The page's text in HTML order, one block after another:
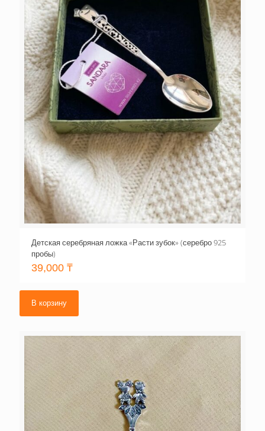
Детская серебряная ложка «Расти зубок» (серебро 925
пробы)
39,000 ₸
В корзину